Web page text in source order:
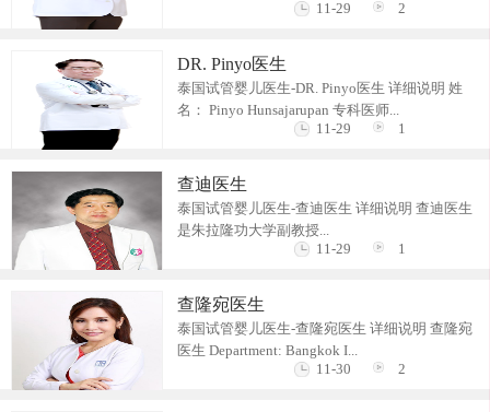
11-29
2
DR. Pinyo医生
泰国试管婴儿医生-DR. Pinyo医生 详细说明 姓
名： Pinyo Hunsajarupan 专科医师...
11-29
1
查迪医生
泰国试管婴儿医生-查迪医生 详细说明 查迪医生
是朱拉隆功大学副教授...
11-29
1
查隆宛医生
泰国试管婴儿医生-查隆宛医生 详细说明 查隆宛
医生 Department: Bangkok I...
11-30
2